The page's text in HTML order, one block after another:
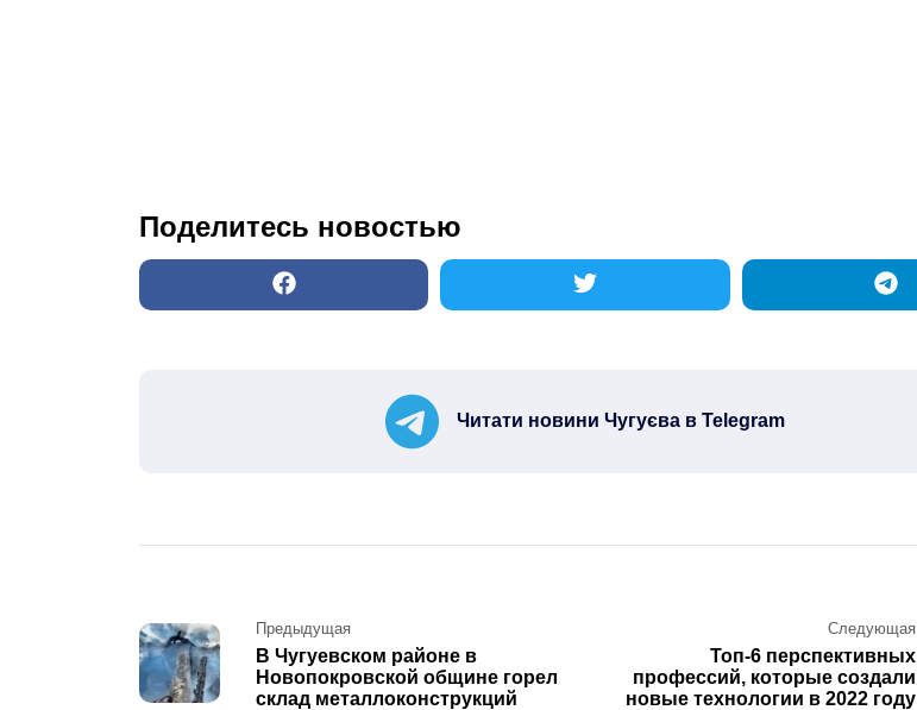
Поделитесь новостью
Читати новини Чугуєва в Telegram
Post
navigation
Предыдущая
В Чугуевском районе в
Новопокровской общине горел
склад металлоконструкций
Следующая
Топ-6 перспективных
профессий, которые создали
новые технологии в 2022 году